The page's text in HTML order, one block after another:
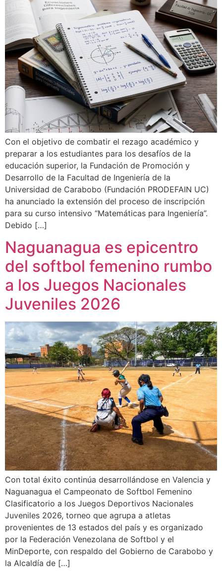
Con el objetivo de combatir el rezago académico y
preparar a los estudiantes para los desafíos de la
educación superior, la Fundación de Promoción y
Desarrollo de la Facultad de Ingeniería de la
Universidad de Carabobo (Fundación PRODEFAIN UC)
ha anunciado la extensión del proceso de inscripción
para su curso intensivo “Matemáticas para Ingeniería”.
Debido […]
Naguanagua es epicentro
del softbol femenino rumbo
a los Juegos Nacionales
Juveniles 2026
Con total éxito continúa desarrollándose en Valencia y
Naguanagua el Campeonato de Softbol Femenino
Clasificatorio a los Juegos Deportivos Nacionales
Juveniles 2026, torneo que agrupa a atletas
provenientes de 13 estados del país y es organizado
por la Federación Venezolana de Softbol y el
MinDeporte, con respaldo del Gobierno de Carabobo y
la Alcaldía de […]